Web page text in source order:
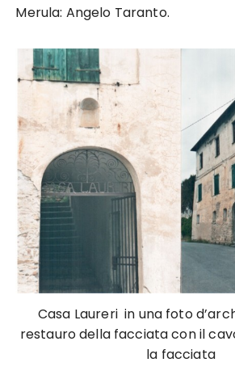
Merula: Angelo Taranto.
Casa Laureri in una foto
restauro della facciata con il
la facciata